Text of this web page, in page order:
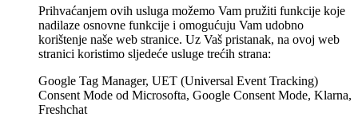
Prihvaćanjem ovih usluga možemo Vam pružiti funkcije koje
nadilaze osnovne funkcije i omogućuju Vam udobno
korištenje naše web stranice. Uz Vaš pristanak, na ovoj web
stranici koristimo sljedeće usluge trećih strana:
Google Tag Manager, UET (Universal Event Tracking)
Consent Mode od Microsofta, Google Consent Mode, Klarna,
Freshchat